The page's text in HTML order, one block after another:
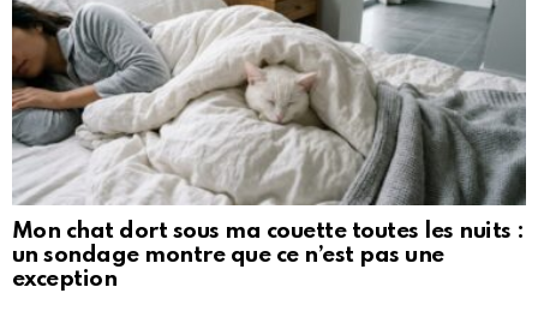
Mon chat dort sous ma couette toutes les nuits :
un sondage montre que ce n’est pas une
exception